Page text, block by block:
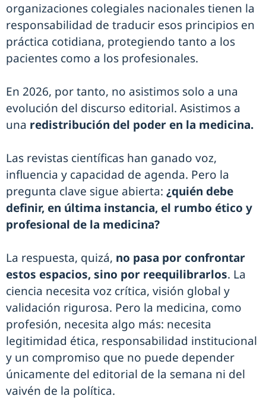
organizaciones colegiales nacionales tienen la
responsabilidad de traducir esos principios en
práctica cotidiana, protegiendo tanto a los
pacientes como a los profesionales.
En 2026, por tanto, no asistimos solo a una
evolución del discurso editorial. Asistimos a
una redistribución del poder en la medicina.
Las revistas científicas han ganado voz,
influencia y capacidad de agenda. Pero la
pregunta clave sigue abierta: ¿quién debe
definir, en última instancia, el rumbo ético y
profesional de la medicina?
La respuesta, quizá, no pasa por confrontar
estos espacios, sino por reequilibrarlos. La
ciencia necesita voz crítica, visión global y
validación rigurosa. Pero la medicina, como
profesión, necesita algo más: necesita
legitimidad ética, responsabilidad institucional
y un compromiso que no puede depender
únicamente del editorial de la semana ni del
vaivén de la política.